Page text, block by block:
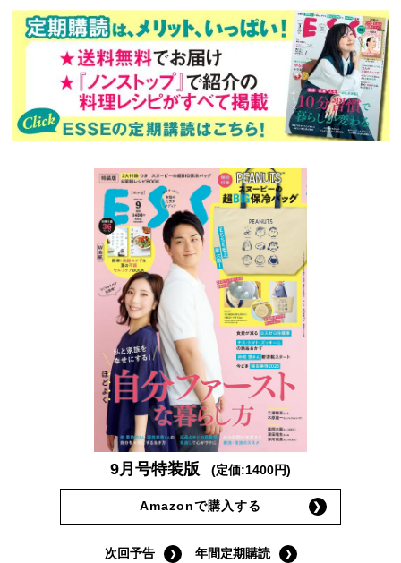
9月号特装版 (定価:1400円)
Amazonで購入する
次回予告
年間定期購読